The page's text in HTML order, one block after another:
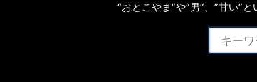
“おとこやま”や“男”、”甘い”